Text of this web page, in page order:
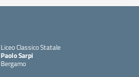
Liceo Classico Statale
Paolo Sarpi
Bergamo
— Visita la pagina iniziale della scuola